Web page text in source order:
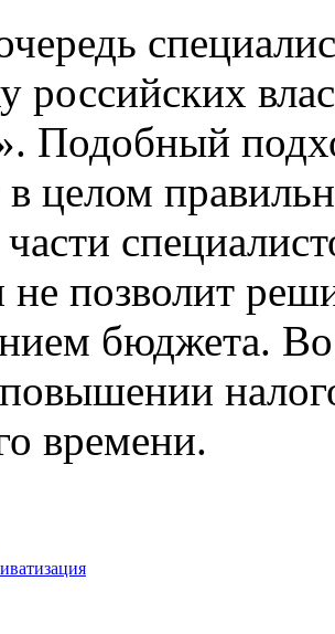
российских
Подобный
в целом
позволит
бюджета. Во
времени.